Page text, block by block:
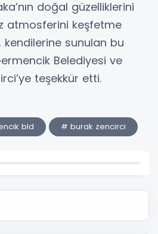
doğal güzelliklerini
atmosferini keşfetme
kendilerine sunulan bu
Belediyesi ve
teşekkür etti.
bld # burak zencirci